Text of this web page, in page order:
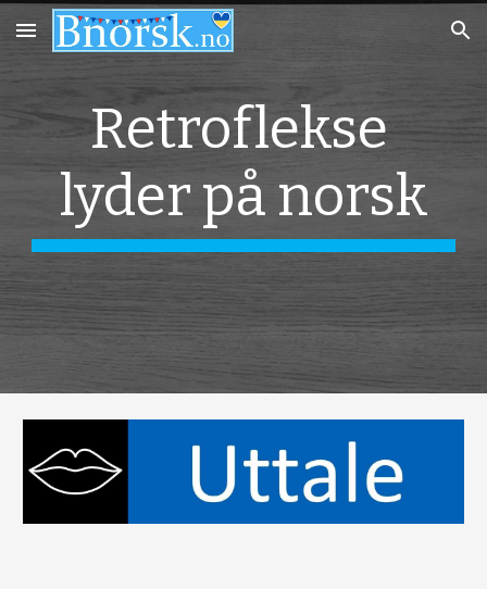
Skip to main content Skip to navigation
Retroflekse
lyder på norsk